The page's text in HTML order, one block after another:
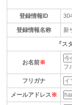
登録情報ID
登録情報名称 新
『ス
お名前※
フ
フリガナ
メールアドレス※